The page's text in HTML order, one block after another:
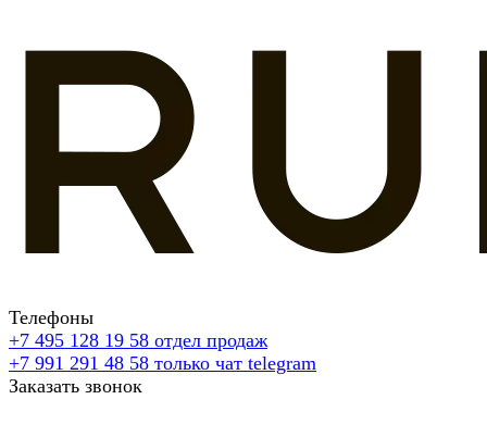
Телефоны
+7 495 128 19 58 отдел продаж
+7 991 291 48 58 только чат telegram
Заказать звонок